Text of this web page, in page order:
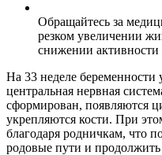
Обращайтесь за
резком увеличении
снижении активности
На 33 неделе беременности
центральная нервная
сформирован, появляются
укрепляются кости. При
благодаря родничкам, что
родовые пути и